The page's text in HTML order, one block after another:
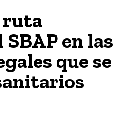
ruta
en las
que se